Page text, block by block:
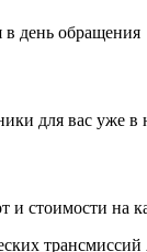
день обращения
для вас уже в
и стоимости на